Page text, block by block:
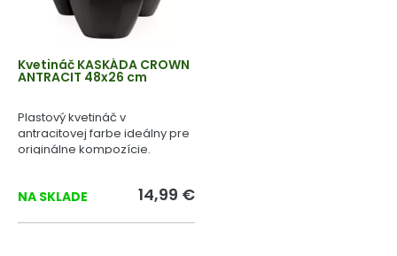
Kvetináč KASKÁDA CROWN
ANTRACIT 48x26 cm
Plastový kvetináč v
antracitovej farbe ideálny pre
originálne kompozície.
NA SKLADE 14,99 €